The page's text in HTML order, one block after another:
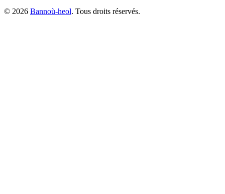
© 2026 Bannoù-heol. Tous droits réservés.